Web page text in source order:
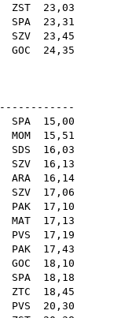
ZST 23,03
SPA 23,31
SZV 23,45
GOC 24,35
SPA 15,00
MOM 15,51
SDS 16,03
SZV 16,13
ARA 16,14
SZV 17,06
PAK 17,10
MAT 17,13
PVS 17,19
PAK 17,43
GOC 18,10
SPA 18,18
ZTC 18,45
PVS 20,30